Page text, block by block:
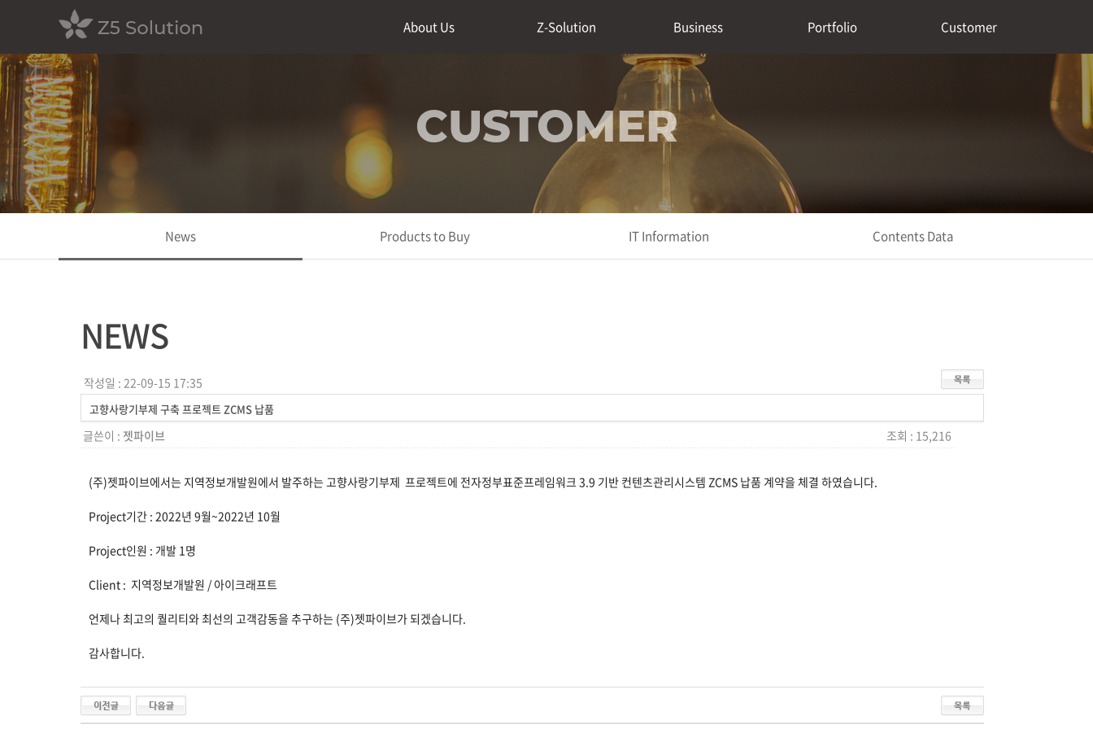
About Us Z-Solution Business Portfolio Customer
CUSTOMER
News Products to Buy IT Information Contents Data
NEWS
작성일 : 22-09-15 17:35
고향사랑기부제 구축 프로젝트 ZCMS 납품
글쓴이 : 젯파이브 조회 : 15,216
(주)젯파이브에서는 지역정보개발원에서 발주하는 고향사랑기부제 프로젝트에 전자정부표준프레임워크 3.9 기반 컨텐츠관리시스템 ZCMS 납품 계약을 체결 하였습니다.
Project기간 : 2022년 9월~2022년 10월
Project인원 : 개발 1명
Client : 지역정보개발원 / 아이크래프트
언제나 최고의 퀄리티와 최선의 고객감동을 추구하는 (주)젯파이브가 되겠습니다.
감사합니다.